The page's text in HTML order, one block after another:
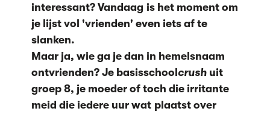
interessant? Vandaag is het moment om
je lijst vol 'vrienden' even iets af te
slanken.
Maar ja, wie ga je dan in hemelsnaam
ontvrienden? Je basisschoolcrush uit
groep 8, je moeder of toch die irritante
meid die iedere uur wat plaatst over